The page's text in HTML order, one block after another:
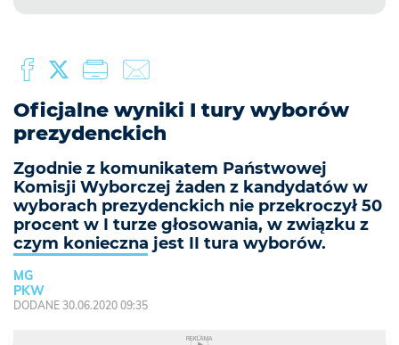
Oficjalne wyniki I tury wyborów
prezydenckich
Zgodnie z komunikatem Państwowej
Komisji Wyborczej żaden z kandydatów w
wyborach prezydenckich nie przekroczył 50
procent w I turze głosowania, w związku z
czym konieczna jest II tura wyborów.
MG
PKW
DODANE 30.06.2020 09:35
REKLAMA